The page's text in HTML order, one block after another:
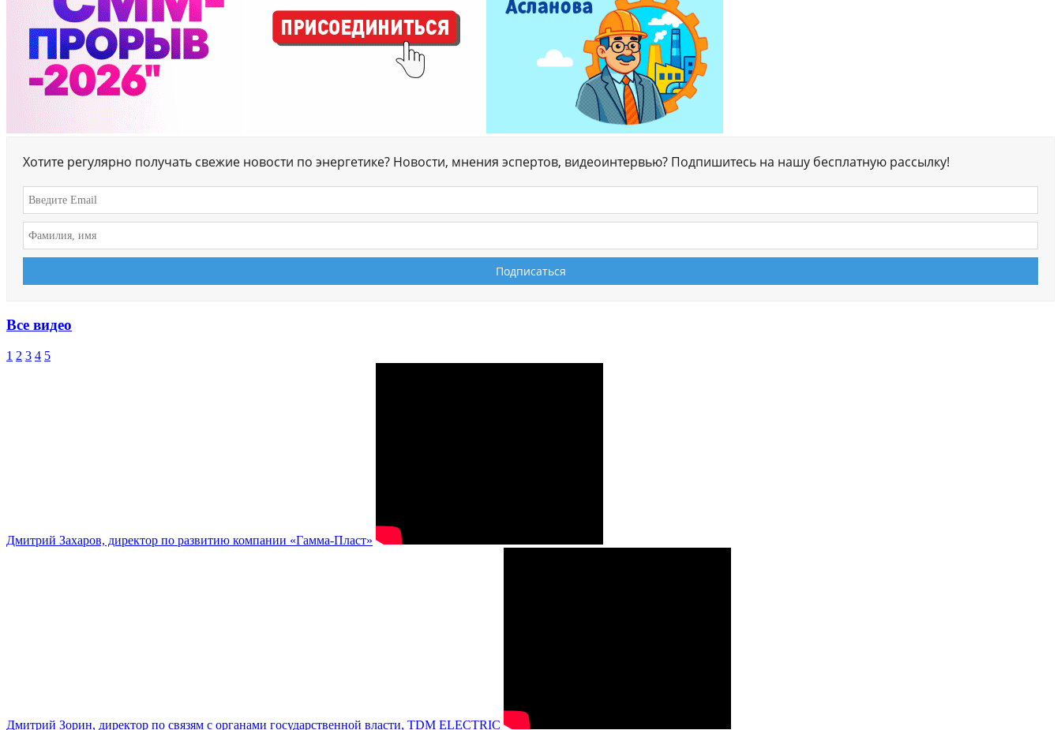
Хотите регулярно получать свежие новости по энергетике? Новости, мнения эспертов, видеоинтервью? Подпишитесь на нашу бесплатную рассылку!
Все видео
1 2 3 4 5
Дмитрий Захаров, директор по развитию компании «Гамма-Пласт»
Дмитрий Зорин, директор по связям с органами государственной власти, TDM ELECTRIC